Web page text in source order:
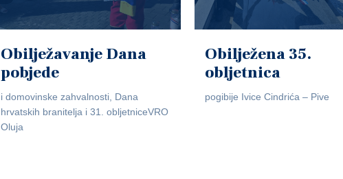
Obilježavanje Dana
pobjede
i domovinske zahvalnosti, Dana
hrvatskih branitelja i 31. obljetniceVRO
Oluja
Obilježena 35.
obljetnica
pogibije Ivice Cindrića – Pive